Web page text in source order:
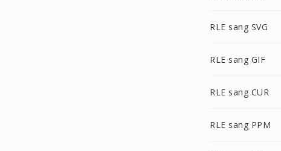
RLE sang SVG
RLE sang GIF
RLE sang CUR
RLE sang PPM